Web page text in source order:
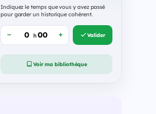
Indiquez le temps que vous y avez passé
pour garder un historique cohérent.
h Valider
Voir ma bibliothèque